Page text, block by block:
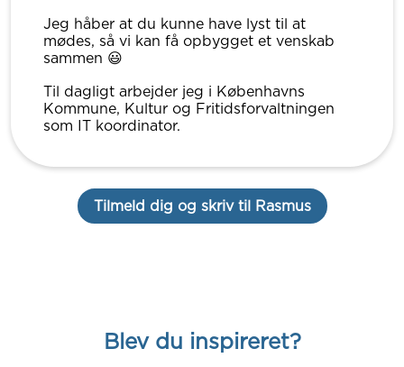
Jeg håber at du kunne have lyst til at
mødes, så vi kan få opbygget et venskab
sammen 😃
Til dagligt arbejder jeg i Københavns
Kommune, Kultur og Fritidsforvaltningen
som IT koordinator.
Tilmeld dig og skriv til Rasmus
Blev du inspireret?